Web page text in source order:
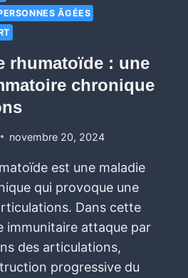
ÂGÉES
rhumatoïde : une
chronique
novembre 20, 2024
est une maladie
qui provoque une
Dans cette
immunitaire attaque par
des articulations,
progressive du